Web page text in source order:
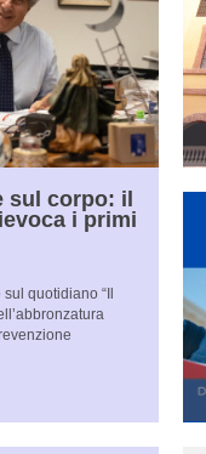
sul corpo: il
i primi
quotidiano “Il